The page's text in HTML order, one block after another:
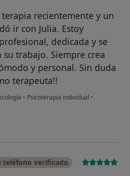
recientemente y un
ir con Julia. Estoy
dedicada y se
trabajo. Siempre crea
y personal. Sin duda
terapeuta!!
• Psicoterapia individual •
teléfono verificado